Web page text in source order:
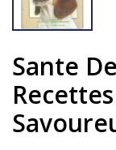
Sante